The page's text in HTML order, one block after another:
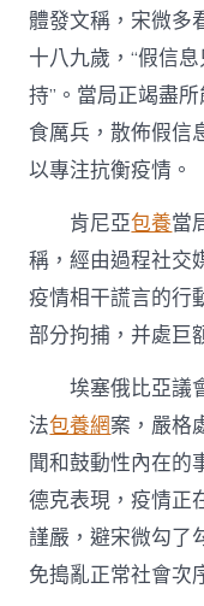
體發文稱，宋微多
十八九歲，“假信
持”。當局正竭盡
食厲兵，散佈假信
以專注抗衡疫情。
肯尼亞包養當
稱，經由過程社交
疫情相干謊言的行
部分拘捕，并處巨
埃塞俄比亞議會
法包養網案，嚴格
聞和鼓動性內在的
德克表現，疫情正
謹嚴，避宋微勾了
免搗亂正常社會次